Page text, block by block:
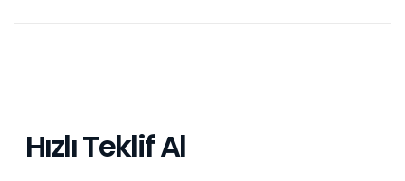
Hızlı Teklif Al